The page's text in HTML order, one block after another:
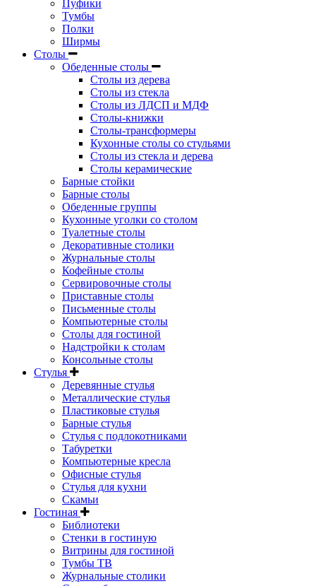
Пуфики
Тумбы
Полки
Ширмы
Столы
Обеденные столы
Столы из дерева
Столы из стекла
Столы из ЛДСП и МДФ
Столы-книжки
Столы-трансформеры
Кухонные столы со стульями
Столы из стекла и дерева
Столы керамические
Барные стойки
Барные столы
Обеденные группы
Кухонные уголки со столом
Туалетные столы
Декоративные столики
Журнальные столы
Кофейные столы
Сервировочные столы
Приставные столы
Письменные столы
Компьютерные столы
Столы для гостиной
Надстройки к столам
Консольные столы
Стулья
Деревянные стулья
Металлические стулья
Пластиковые стулья
Барные стулья
Стулья с подлокотниками
Табуретки
Компьютерные кресла
Офисные стулья
Стулья для кухни
Скамьи
Гостиная
Библиотеки
Стенки в гостиную
Витрины для гостиной
Тумбы ТВ
Журнальные столики